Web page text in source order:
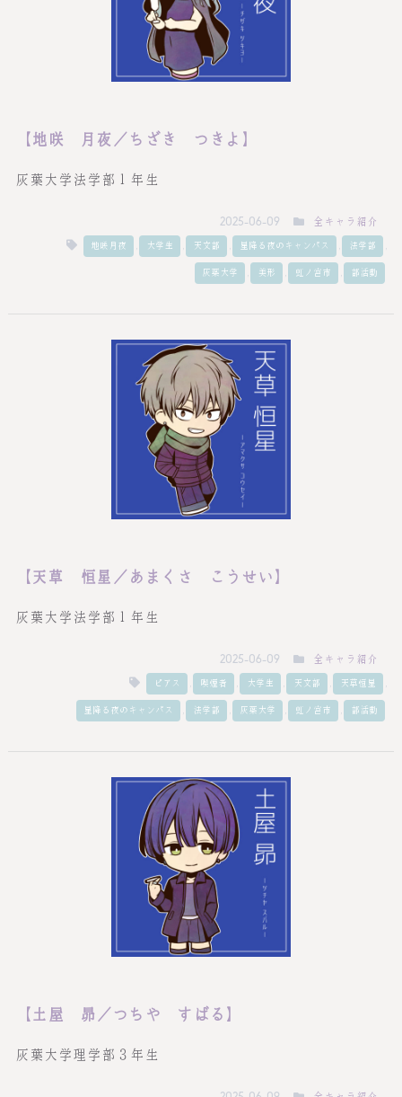
【地咲 月夜／ちざき つきよ】
灰葉大学法学部１年生
2025-06-09 全キャラ紹介
地咲月夜 , 大学生 , 天文部 , 星降る夜のキャンパス , 法学部 ,
灰葉大学 , 美形 , 虹ノ宮市 , 部活動
【天草 恒星／あまくさ こうせい】
灰葉大学法学部１年生
2025-06-09 全キャラ紹介
ピアス , 喫煙者 , 大学生 , 天文部 , 天草恒星 ,
星降る夜のキャンパス , 法学部 , 灰葉大学 , 虹ノ宮市 , 部活動
【土屋 昴／つちや すばる】
灰葉大学理学部３年生